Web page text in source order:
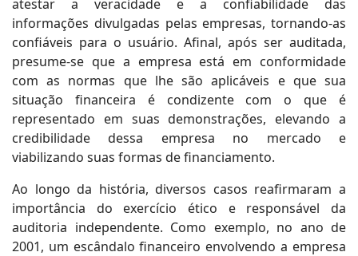
atestar a veracidade e a confiabilidade das
informações divulgadas pelas empresas, tornando-as
confiáveis para o usuário. Afinal, após ser auditada,
presume-se que a empresa está em conformidade
com as normas que lhe são aplicáveis e que sua
situação financeira é condizente com o que é
representado em suas demonstrações, elevando a
credibilidade dessa empresa no mercado e
viabilizando suas formas de financiamento.
Ao longo da história, diversos casos reafirmaram a
importância do exercício ético e responsável da
auditoria independente. Como exemplo, no ano de
2001, um escândalo financeiro envolvendo a empresa